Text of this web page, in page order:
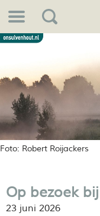
Foto: Robert Roijackers
Op bezoek
23 juni 2026